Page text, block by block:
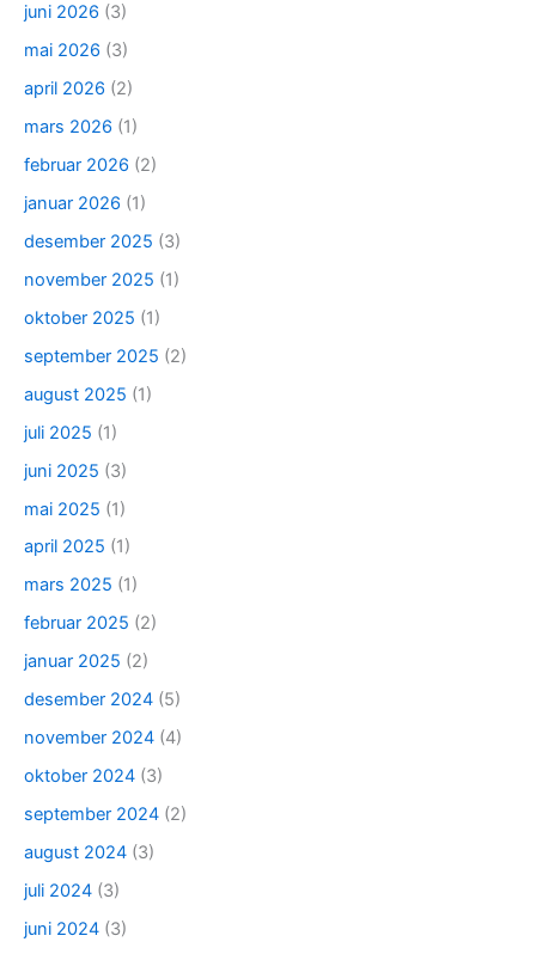
juni 2026 (3)
mai 2026 (3)
april 2026 (2)
mars 2026 (1)
februar 2026 (2)
januar 2026 (1)
desember 2025 (3)
november 2025 (1)
oktober 2025 (1)
september 2025 (2)
august 2025 (1)
juli 2025 (1)
juni 2025 (3)
mai 2025 (1)
april 2025 (1)
mars 2025 (1)
februar 2025 (2)
januar 2025 (2)
desember 2024 (5)
november 2024 (4)
oktober 2024 (3)
september 2024 (2)
august 2024 (3)
juli 2024 (3)
juni 2024 (3)